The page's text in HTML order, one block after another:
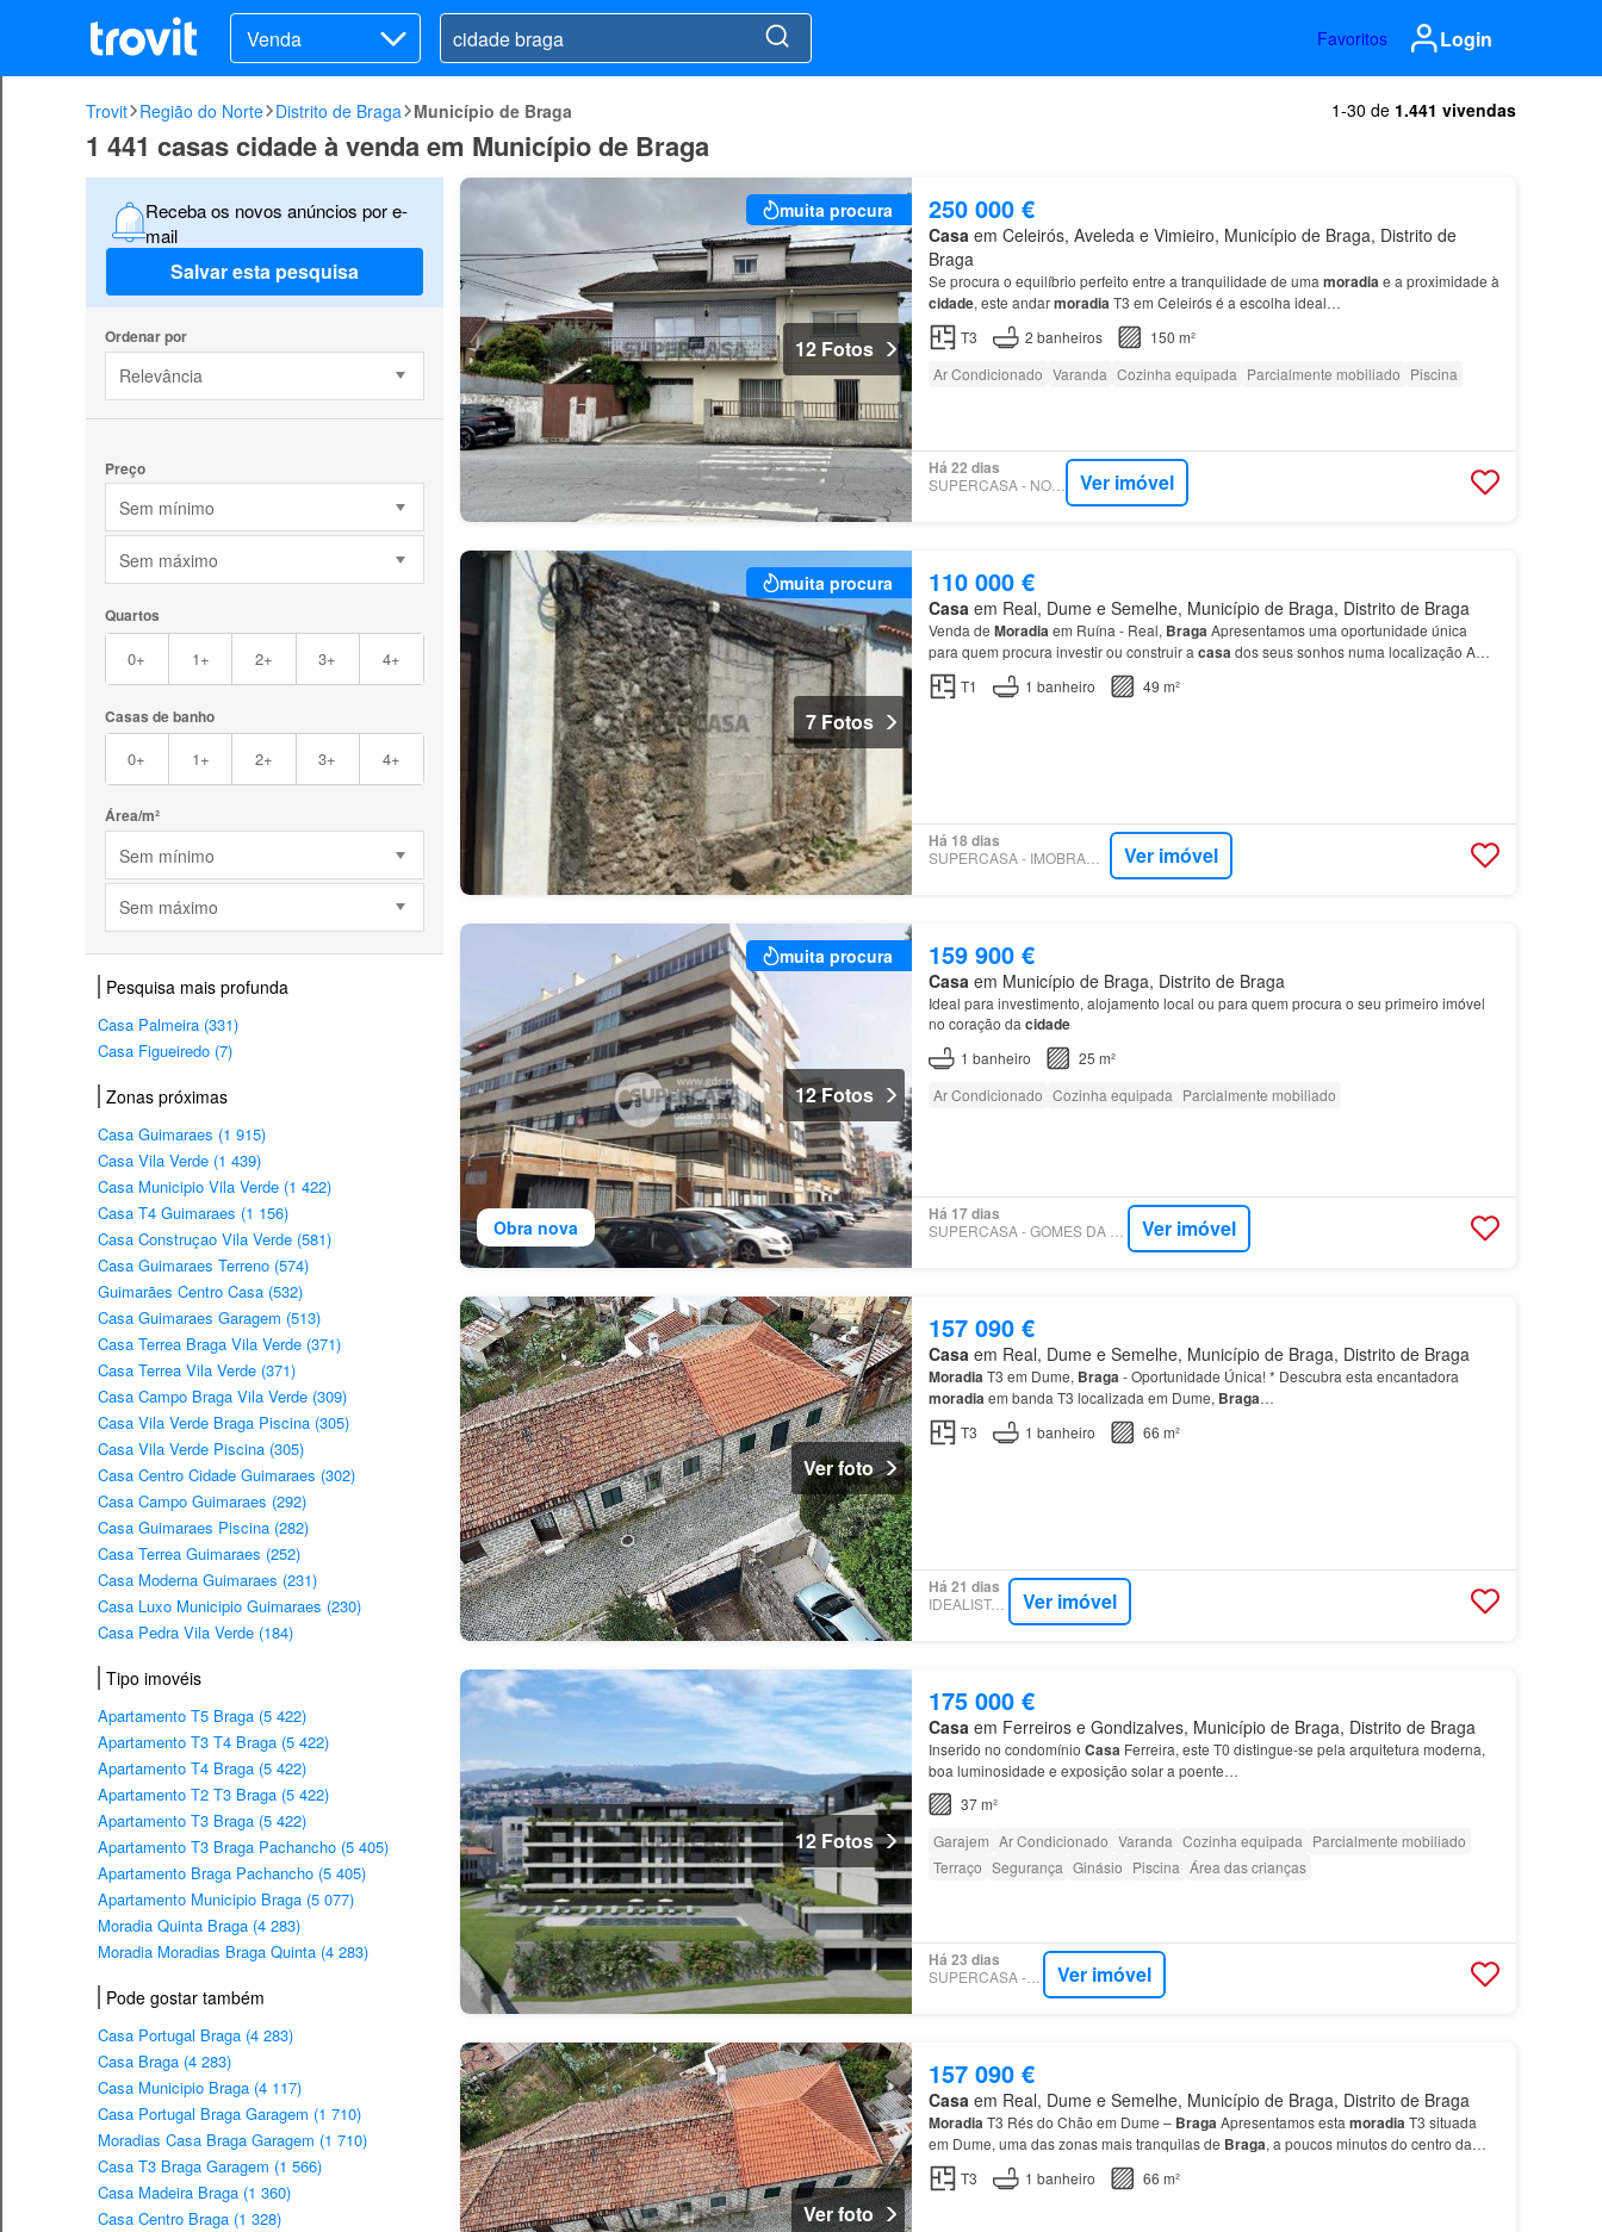
Venda Favoritos Login
Trovit Região do Norte Distrito de Braga Município de Braga 1-30 de 1.441 vivendas
1 441 casas cidade à venda em Município de Braga
Receba os novos anúncios por e-
mail
Salvar esta pesquisa
Ordenar por
Relevância
Preço
Sem mínimo
Sem máximo
Quartos
0+ 1+ 2+ 3+ 4+
Casas de banho
0+ 1+ 2+ 3+ 4+
Área/m²
Sem mínimo
Sem máximo
Pesquisa mais profunda
Casa Palmeira (331)
Casa Figueiredo (7)
Zonas próximas
Casa Guimaraes (1 915)
Casa Vila Verde (1 439)
Casa Municipio Vila Verde (1 422)
Casa T4 Guimaraes (1 156)
Casa Construçao Vila Verde (581)
Casa Guimaraes Terreno (574)
Guimarães Centro Casa (532)
Casa Guimaraes Garagem (513)
Casa Terrea Braga Vila Verde (371)
Casa Terrea Vila Verde (371)
Casa Campo Braga Vila Verde (309)
Casa Vila Verde Braga Piscina (305)
Casa Vila Verde Piscina (305)
Casa Centro Cidade Guimaraes (302)
Casa Campo Guimaraes (292)
Casa Guimaraes Piscina (282)
Casa Terrea Guimaraes (252)
Casa Moderna Guimaraes (231)
Casa Luxo Municipio Guimaraes (230)
Casa Pedra Vila Verde (184)
Tipo imovéis
Apartamento T5 Braga (5 422)
Apartamento T3 T4 Braga (5 422)
Apartamento T4 Braga (5 422)
Apartamento T2 T3 Braga (5 422)
Apartamento T3 Braga (5 422)
Apartamento T3 Braga Pachancho (5 405)
Apartamento Braga Pachancho (5 405)
Apartamento Municipio Braga (5 077)
Moradia Quinta Braga (4 283)
Moradia Moradias Braga Quinta (4 283)
Pode gostar também
Casa Portugal Braga (4 283)
Casa Braga (4 283)
Casa Municipio Braga (4 117)
Casa Portugal Braga Garagem (1 710)
Moradias Casa Braga Garagem (1 710)
Casa T3 Braga Garagem (1 566)
Casa Madeira Braga (1 360)
Casa Centro Braga (1 328)
muita procura
12 Fotos
250 000 €
Casaem Celeirós, Aveleda e Vimieiro, Município de Braga, Distrito de
Braga
Se procura o equilíbrio perfeito entre a tranquilidade de uma moradiae a proximidade à
cidade, este andarmoradiaT3 em Celeirós é a escolha ideal…
T3
2 banheiros
150 m²
Ar Condicionado Varanda Cozinha equipada Parcialmente mobiliado Piscina
Há 22 dias
SUPERCASA - NORTVILLE Ver imóvel
muita procura
7 Fotos
110 000 €
Casa em Real, Dume e Semelhe, Município de Braga, Distrito de Braga
Venda de Moradiaem Ruína - Real, BragaApresentamos uma oportunidade única
para quem procura investir ou construir a casados seus sonhos numa localização A
localização beneficia também de bons acessos rodoviários, permitind…
T1 1 banheiro 49 m²
Há 18 dias
SUPERCASA - IMOBRAGA IMOBILIÁRIA Ver imóvel
Obra nova
muita procura
12 Fotos
159 900 €
Casa em Município de Braga, Distrito de Braga
Ideal para investimento, alojamento local ou para quem procura o seu primeiro imóvel
no coração da cidade
1 banheiro
25 m²
Ar Condicionado Cozinha equipada Parcialmente mobiliado
Há 17 dias
SUPERCASA - GOMES DA SILVA IMOBILIÁRIA Ver imóvel
Ver foto
157 090 €
Casa em Real, Dume e Semelhe, Município de Braga, Distrito de Braga
MoradiaT3 em Dume, Braga- Oportunidade Única! * Descubra esta encantadora
moradiaem banda T3 localizada em Dume, Braga…
T3
1 banheiro 66 m²
Há 21 dias
IDEALISTA.PT Ver imóvel
12 Fotos
175 000 €
Casa em Ferreiros e Gondizalves, Município de Braga, Distrito de Braga
Inserido no condomínio Casa Ferreira, este T0 distingue-se pela arquitetura moderna,
boa luminosidade e exposição solar a poente…
37 m²
Garajem Ar Condicionado Varanda Cozinha equipada Parcialmente mobiliado
Terraço Segurança Ginásio Piscina Área das crianças
Há 23 dias
SUPERCASA - ONLIV Ver imóvel
Ver foto
157 090 €
Casa em Real, Dume e Semelhe, Município de Braga, Distrito de Braga
MoradiaT3 Rés do Chão em Dume – BragaApresentamos esta moradiaT3 situada
em Dume, uma das zonas mais tranquilas de Braga, a poucos minutos do centro da
cidade
T3 1 banheiro 66 m²